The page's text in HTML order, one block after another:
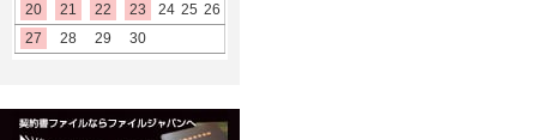
20
21 22 23 24 25 26
27
28 29 30